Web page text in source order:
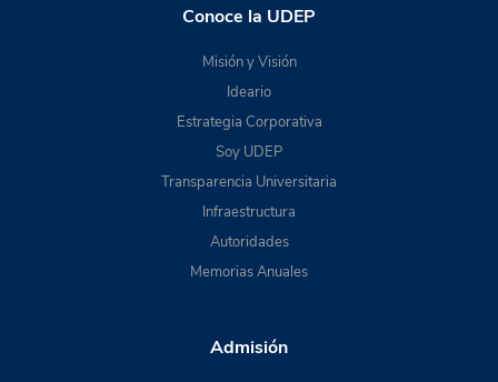
Conoce la UDEP
Misión y Visión
Ideario
Estrategia Corporativa
Soy UDEP
Transparencia Universitaria
Infraestructura
Autoridades
Memorias Anuales
Admisión